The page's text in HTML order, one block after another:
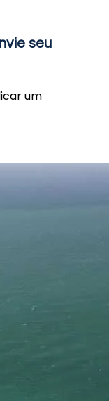
seu
um